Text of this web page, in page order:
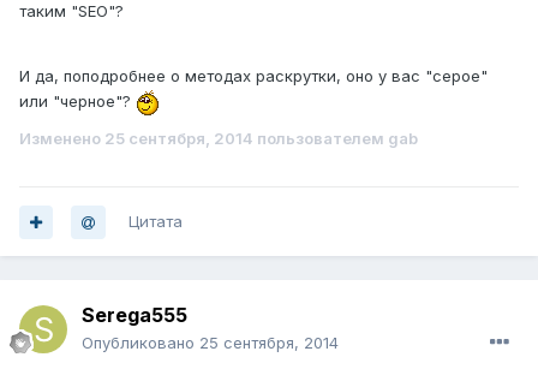
таким "SEO"?
И да, поподробнее о методах раскрутки, оно у вас "серое"
или "черное"?
Изменено 25 сентября, 2014 пользователем gab
Цитата
Serega555
Опубликовано 25 сентября, 2014